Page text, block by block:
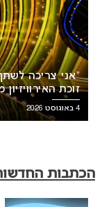
“אני צריכה
זוכת
4 באוגוסט 2026
הכתבות